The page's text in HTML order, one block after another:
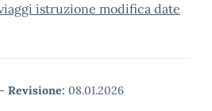
istruzione modifica date
- Revisione: 08.01.2026